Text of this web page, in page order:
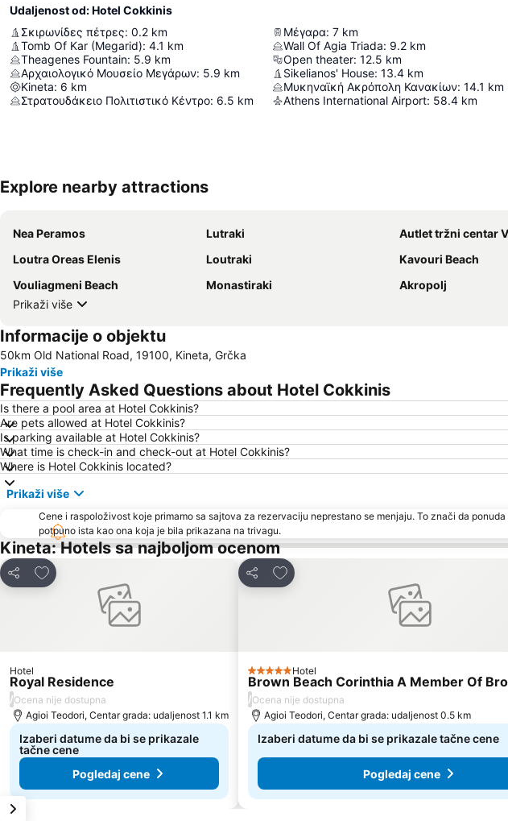
Udaljenost od: Hotel Cokkinis
Σκιρωνίδες πέτρες: 0.2 km
Tomb Of Kar (Megarid): 4.1 km
Theagenes Fountain: 5.9 km
Αρχαιολογικό Μουσείο Μεγάρων: 5.9 km
Kineta: 6 km
Στρατουδάκειο Πολιτιστικό Κέντρο: 6.5 km
Μέγαρα: 7 km
Wall Of Agia Triada: 9.2 km
Open theater: 12.5 km
Sikelianos' House: 13.4 km
Μυκηναϊκή Ακρόπολη Κανακίων: 14.1 km
Athens International Airport: 58.4 km
Explore nearby attractions
Nea Peramos Lutraki Autlet tržni centar Village
Loutra Oreas Elenis
Loutraki Kavouri Beach
Vouliagmeni Beach
Monastiraki Akropolj
Prikaži više
Informacije o objektu
50km Old National Road, 19100, Kineta, Grčka
Prikaži više
Frequently Asked Questions about Hotel Cokkinis
Is there a pool area at Hotel Cokkinis?
Are pets allowed at Hotel Cokkinis?
Is parking available at Hotel Cokkinis?
What time is check-in and check-out at Hotel Cokkinis?
Where is Hotel Cokkinis located?
Prikaži više
Cene i raspoloživost koje primamo sa sajtova za rezervaciju neprestano se menjaju. To znači da
potpuno ista kao ona koja je bila prikazana na trivagu.
Kineta: Hotels sa najboljom ocenom
Deli
Dodati u favorite
Hotel
Royal Residence
/Ocena nije dostupna
Agioi Teodori, Centar grada: udaljenost 1.1 km
Izaberi datume da bi se prikazale
tačne cene
Pogledaj cene
Deli
Dodati u favorite
5 Zvezdice
Hotel
Brown Beach Corinthia A Member Of
/Ocena nije dostupna
Agioi Teodori, Centar grada: udaljenost 0.5 km
Izaberi datume da bi se prikazale tačne cene
Pogledaj cene